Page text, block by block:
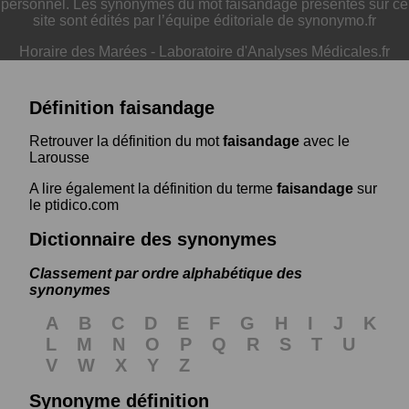
personnel. Les synonymes du mot faisandage présentés sur ce
site sont édités par l’équipe éditoriale de synonymo.fr
Horaire des Marées - Laboratoire d'Analyses Médicales.fr
Définition faisandage
Retrouver la définition du motfaisandage avec le
Larousse
A lire également la définition du terme faisandage sur
le ptidico.com
Dictionnaire des synonymes
Classement par ordre alphabétique des
synonymes
A B C D E F G H I J
K
L
M N O P Q R S T
U
V
W X Y
Z
Synonyme définition